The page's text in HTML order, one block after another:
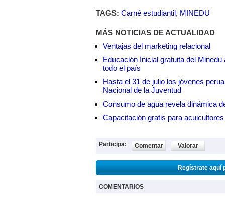
TAGS: Carné estudiantil, MINEDU
MÁS NOTICIAS DE ACTUALIDAD
Ventajas del marketing relacional
Educación Inicial gratuita del
todo el país
Hasta el 31 de julio los jóvenes
Nacional de la Juventud
Consumo de agua revela dinámica
Capacitación gratis para
Participa: Comentar Valorar
Regístrate aquí
COMENTARIOS